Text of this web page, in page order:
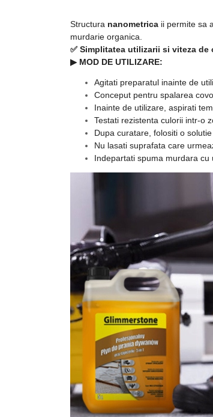
Structura nanometrica ii permite sa
murdarie organica.
✅ Simplitatea utilizarii si viteza
▶ MOD DE UTILIZARE:
Agitati preparatul inainte de
Conceput pentru spalarea
Inainte de utilizare, aspirati
Testati rezistenta culorii intr-o
Dupa curatare, folositi o
Nu lasati suprafata care
Indepartati spuma murdara cu